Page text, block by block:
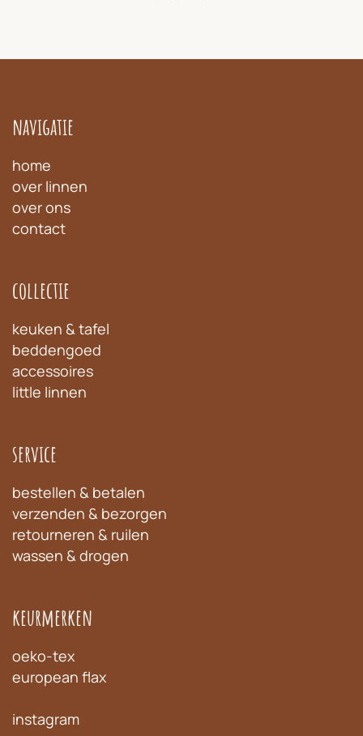
navigatie
home
over linnen
over ons
contact
collectie
keuken & tafel
beddengoed
accessoires
little linnen
service
bestellen & betalen
verzenden & bezorgen
retourneren & ruilen
wassen & drogen
keurmerken
oeko-tex
european flax
instagram